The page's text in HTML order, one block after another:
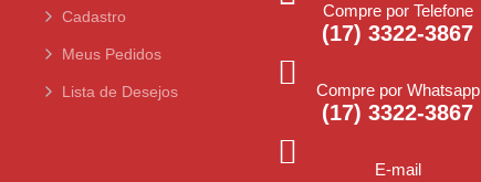
Cadastro
Meus Pedidos
Lista de Desejos
Compre por Telefone
(17) 3322-3867
Compre por Whatsapp
(17) 3322-3867
E-mail